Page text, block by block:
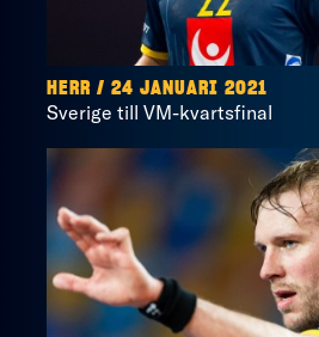
HERR / 24 JANUARI 2021
Sverige till VM-kvartsfinal